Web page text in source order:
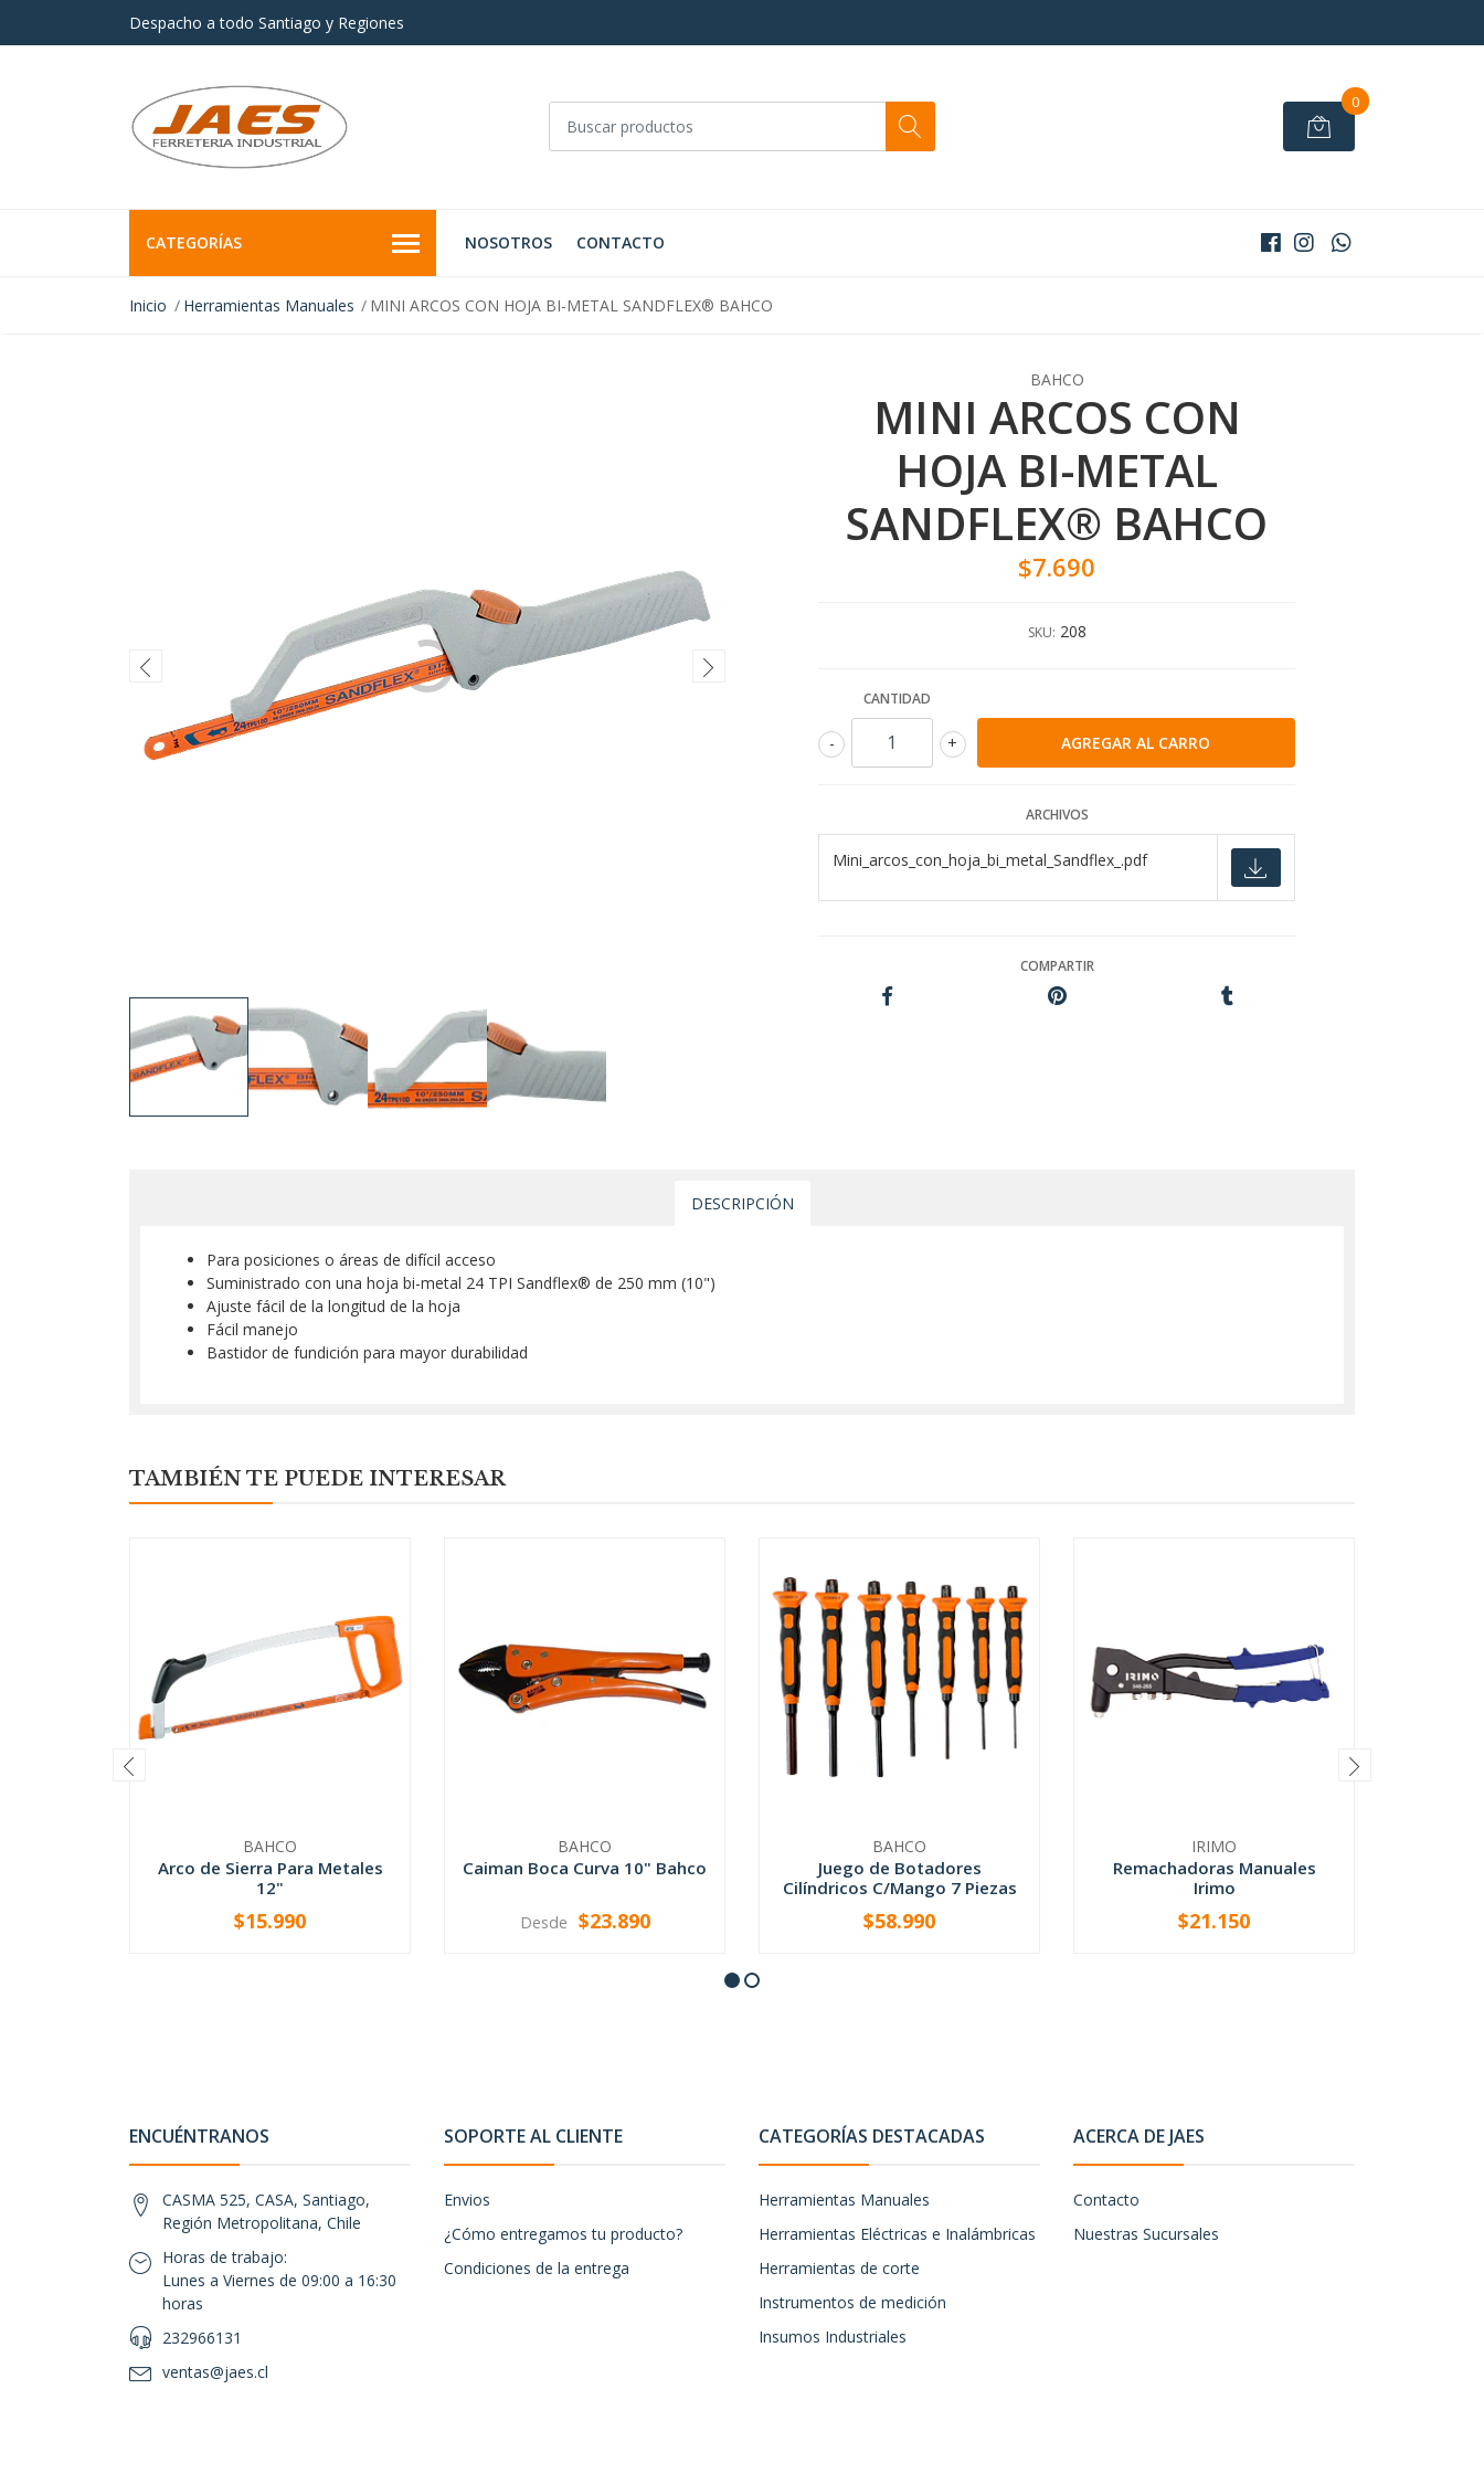
Despacho a todo Santiago y Regiones
0
CATEGORÍAS NOSOTROS CONTACTO
Inicio Herramientas Manuales MINI ARCOS CON HOJA BI-METAL SANDFLEX® BAHCO
BAHCO
MINI ARCOS CON
HOJA BI-METAL
SANDFLEX® BAHCO
$7.690
SKU: 208
CANTIDAD
+
-
ARCHIVOS
Mini_arcos_con_hoja_bi_metal_Sandflex_.pdf
COMPARTIR
DESCRIPCIÓN
Para posiciones o áreas de difícil acceso
Suministrado con una hoja bi-metal 24 TPI Sandflex® de 250 mm (10")
Ajuste fácil de la longitud de la hoja
Fácil manejo
Bastidor de fundición para mayor durabilidad
TAMBIÉN TE PUEDE INTERESAR
BAHCO
Arco de Sierra Para Metales
12"
+
$15.990
BAHCO
Caiman Boca Curva 10" Bahco
VER OPCIONES
Desde $23.890
BAHCO
Juego de Botadores
Cilíndricos C/Mango 7 Piezas
+
$58.990
IRIMO
Remachadoras Manuales
Irimo
+
$21.150
ENCUÉNTRANOS
CASMA 525, CASA, Santiago,
Región Metropolitana, Chile
Horas de trabajo:
Lunes a Viernes de 09:00 a 16:30
horas
232966131
ventas@jaes.cl
SOPORTE AL CLIENTE
Envios
¿Cómo entregamos tu producto?
Condiciones de la entrega
CATEGORÍAS DESTACADAS
Herramientas Manuales
Herramientas Eléctricas e Inalámbricas
Herramientas de corte
Instrumentos de medición
Insumos Industriales
ACERCA DE JAES
Contacto
Nuestras Sucursales